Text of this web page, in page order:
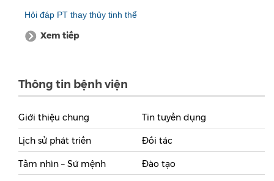
Hỏi đáp PT thay thủy tinh thể
Xem tiếp
Thông tin bệnh viện
Giới thiệu chung
Lịch sử phát triển
Tầm nhìn – Sứ mệnh
Tin tuyển dụng
Đối tác
Đào tạo